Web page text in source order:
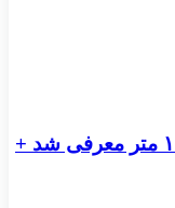
بزرگ‌ترین هواپیمای جهان با طول ۱۰۸ متر معرفی شد +